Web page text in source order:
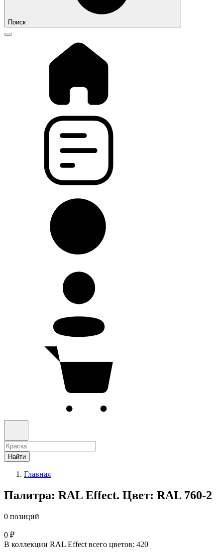
Поиск
Найти
Главная
Палитра: RAL Effect. Цвет: RAL 760-2
0 позиций
0 ₽
В коллекции RAL Effect всего цветов: 420